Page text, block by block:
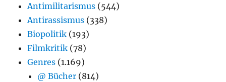
Antimilitarismus (544)
Antirassismus (338)
Biopolitik (193)
Filmkritik (78)
Genres (1.169)
@ Bücher (814)